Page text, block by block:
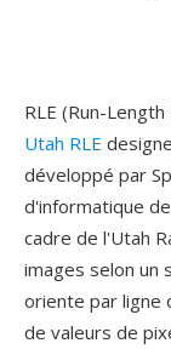
RLE (Run-
Utah RLE
développé par
d'informatique
cadre de l'Utah
images selon un
oriente par ligne
de valeurs de